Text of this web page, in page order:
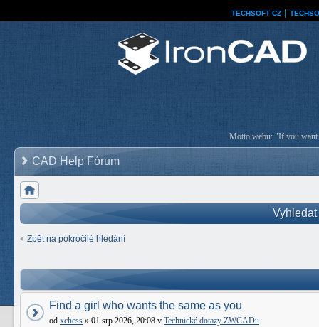
TECHSOFT CZ
Motto webu: "If you want
CAD Help Fórum
Zpět na pokročilé hledání
Find a girl who wants the same as you
od xchess » 01 srp 2026, 20:08 v Technické dotazy ZWCADu